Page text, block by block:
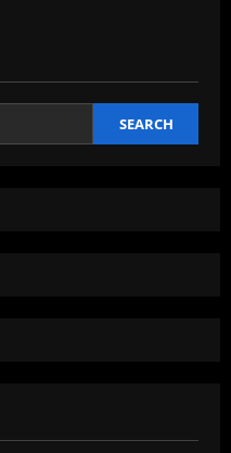
SEARCH